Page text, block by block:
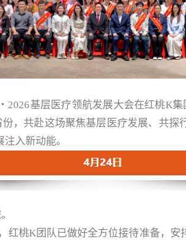
2026基层医疗领航发展大会在红桃K集
份，共赴这场聚焦基层医疗发展、共探
入新动能。
。
红桃K团队已做好全方位接待准备，安